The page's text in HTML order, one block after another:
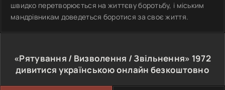
швидко перетворюється на життєву боротьбу, і міським
мандрівникам доведеться боротися за своє життя.
«Рятування / Визволення / Звільнення» 1972
дивитися українською онлайн безкоштовно